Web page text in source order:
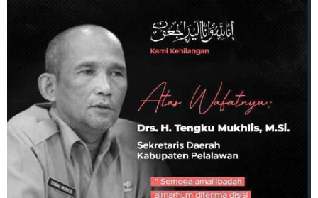
Ketenagakerjaan Diperkuat
Usut Skandal Lahan Ulayat Desa Palas, Sekoci24.co Resmi
Layangkan Surat Konfirmasi ke PT Arara Abadi.
Meranti 2026, 30 Putra-Putri Terbaik Disiapkan Kibarkan Merah
Putih